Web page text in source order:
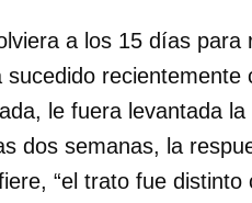
a los 15 días
sucedido
le fuera levantada
dos semanas, la
“el trato fue